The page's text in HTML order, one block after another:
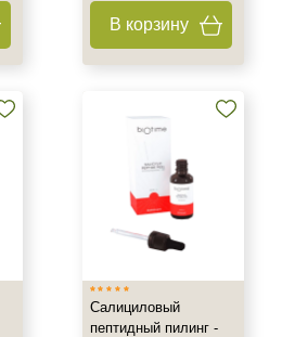
В корзину
Салициловый
пептидный пилинг -